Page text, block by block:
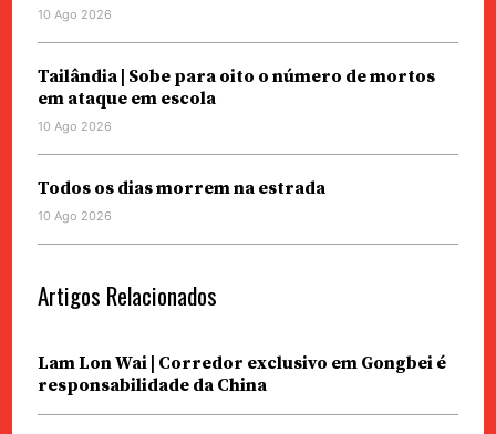
10 Ago 2026
Tailândia | Sobe para oito o número de mortos
em ataque em escola
10 Ago 2026
Todos os dias morrem na estrada
10 Ago 2026
Artigos Relacionados
Lam Lon Wai | Corredor exclusivo em Gongbei é
responsabilidade da China